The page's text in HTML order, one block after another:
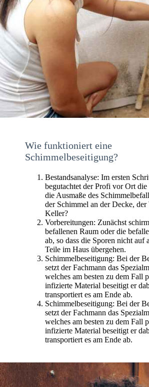
Wie funktioniert eine
Schimmelbeseitigung?
Bestandsanalyse: Im ersten
begutachtet der Profi vor Ort die
die Ausmaße des
der Schimmel an der Decke, der
Keller?
Vorbereitungen: Zunächst
befallenen Raum oder die
ab, so dass die Sporen nicht auf
Teile im Haus übergehen.
Schimmelbeseitigung: Bei der
setzt der Fachmann das
welches am besten zu dem Fall
infizierte Material beseitigt er
transportiert es am Ende ab.
Schimmelbeseitigung: Bei der
setzt der Fachmann das
welches am besten zu dem Fall
infizierte Material beseitigt er
transportiert es am Ende ab.